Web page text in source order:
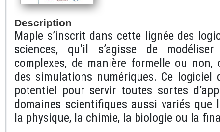
Description
Maple s’inscrit dans cette lignée des
sciences, qu’il s’agisse de
complexes, de manière formelle ou
des simulations numériques. Ce logiciel
potentiel pour servir toutes sortes
domaines scientifiques aussi variés que
la physique, la chimie, la biologie ou la